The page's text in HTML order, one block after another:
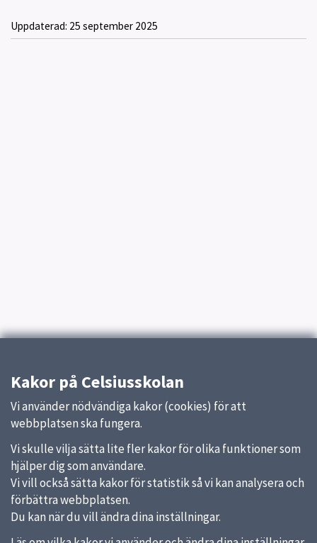
Uppdaterad: 25 september 2025
Kakor på Celsiusskolan
Vi använder nödvändiga kakor (cookies) för att
webbplatsen ska fungera.
Vi skulle vilja sätta lite fler kakor för olika funktioner som
hjälper dig som användare.
Vi vill också sätta kakor för statistik så vi kan analysera och
förbättra webbplatsen.
Du kan när du vill ändra dina inställningar.